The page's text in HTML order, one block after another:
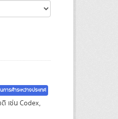
การค้าระหว่างประเทศ
เช่น Codex,